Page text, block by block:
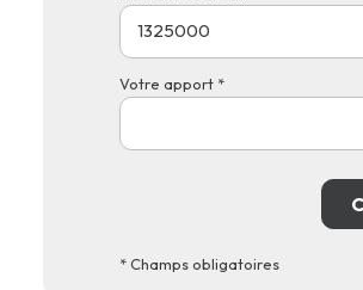
Votre apport *
* Champs obligatoires